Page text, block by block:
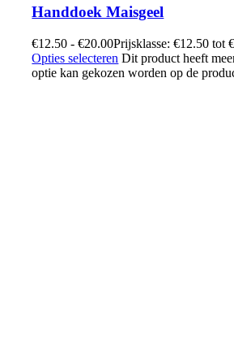
Handdoek Maisgeel
€12.50 - €20.00Prijsklasse: €12.50 tot
Opties selecteren Dit product heeft
optie kan gekozen worden op de